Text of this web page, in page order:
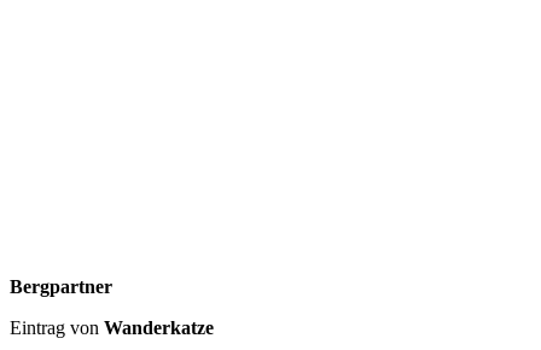
Bergpartner
Eintrag von Wanderkatze